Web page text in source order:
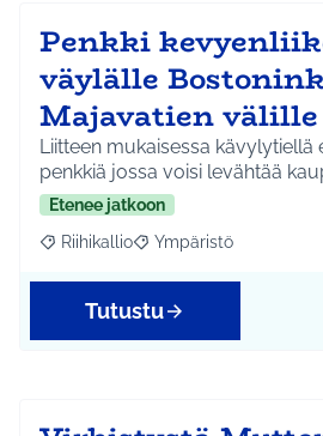
Penkki
väylälle
Majavatien välille
Liitteen mukaisessa kävylytiellä
Etenee jatkoon
Rajaa tulokset aihepiirin mukaan:
Riihikallio Rajaa tulokset teeman
Ympäristö
Tutustu